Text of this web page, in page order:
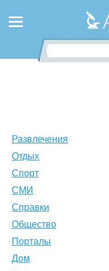
Развлечения
Отдых
Спорт
СМИ
Справки
Общество
Порталы
Дом